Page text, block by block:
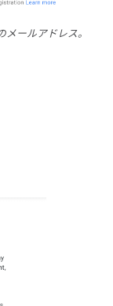
ールアドレス。